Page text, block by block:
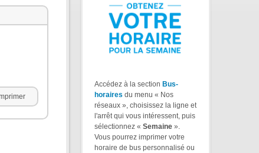
Accédez à la section Bus-
horaires du menu « Nos
réseaux », choisissez la ligne et
l'arrêt qui vous intéressent, puis
sélectionnez « Semaine ».
Vous pourrez imprimer votre
horaire de bus personnalisé ou